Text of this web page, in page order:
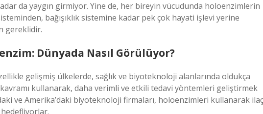
da yaygın girmiyor. Yine de, her bireyin vücudunda holoenzimlerin
bağışıklık sistemine kadar pek çok hayati işlevi yerine
gereklidir.
Dünyada Nasıl Görülüyor?
gelişmiş ülkelerde, sağlık ve biyoteknoloji alanlarında oldukça
kullanarak, daha verimli ve etkili tedavi yöntemleri geliştirmek
ve Amerika’daki biyoteknoloji firmaları, holoenzimleri kullanarak ilaç